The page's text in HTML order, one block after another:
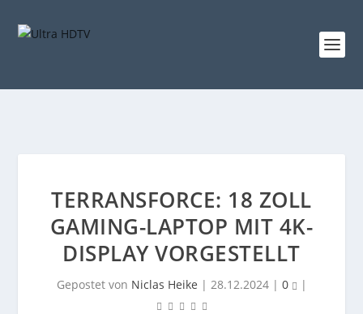
TERRANSFORCE: 18 ZOLL
GAMING-LAPTOP MIT 4K-
DISPLAY VORGESTELLT
Gepostet von Niclas Heike | 28.12.2024| 0 |